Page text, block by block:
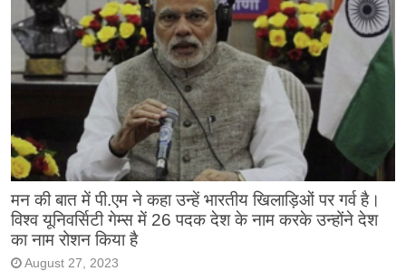
मन की बात में पी.एम ने कहा उन्हें भारतीय खिलाड़िओं पर गर्व है।
विश्व यूनिवर्सिटी गेम्स में 26 पदक देश के नाम करके उन्होंने देश
का नाम रोशन किया है
August 27, 2023